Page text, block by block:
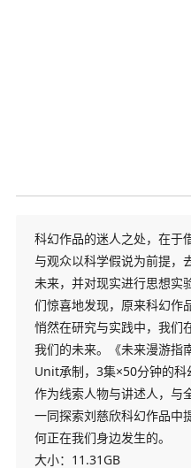
科幻作品的迷人之处，在于
与观众以科学假说为前提，
未来，并对现实进行思想实
们惊喜地发现，原来科幻作
悄然在研究与实践中，我们
我们的未来。《未来漫游指
Unit承制，3集×50分钟的
作为线索人物与讲述人，与
一同探索刘慈欣科幻作品中
何正在我们身边发生的。
大小：11.31GB